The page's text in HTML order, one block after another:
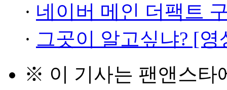
· 네이버 메인 더팩트
· 그곳이 알고싶냐? [
※ 이 기사는 팬앤스타